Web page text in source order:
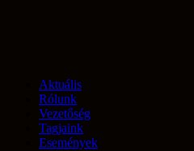
Aktuális
Rólunk
Vezetőség
Tagjaink
Események